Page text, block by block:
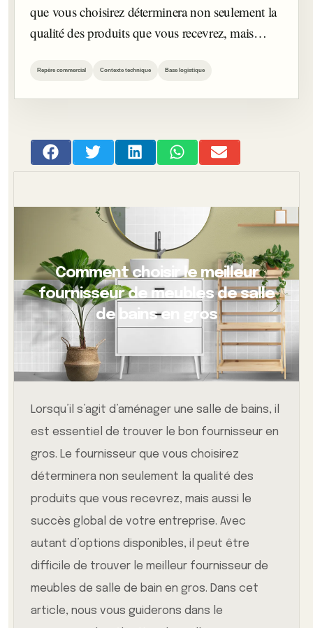
que vous choisirez déterminera non seulement la
qualité des produits que vous recevrez, mais…
Repère commercial Contexte technique Base logistique
Comment choisir le meilleur
fournisseur de meubles de salle
de bains en gros
Lorsqu’il s’agit d’aménager une salle de bains, il
est essentiel de trouver le bon fournisseur en
gros. Le fournisseur que vous choisirez
déterminera non seulement la qualité des
produits que vous recevrez, mais aussi le
succès global de votre entreprise. Avec
autant d’options disponibles, il peut être
difficile de trouver le meilleur fournisseur de
meubles de salle de bain en gros. Dans cet
article, nous vous guiderons dans le